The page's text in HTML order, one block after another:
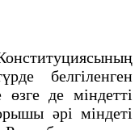
белгіленген
де міндетті
әрі міндеті